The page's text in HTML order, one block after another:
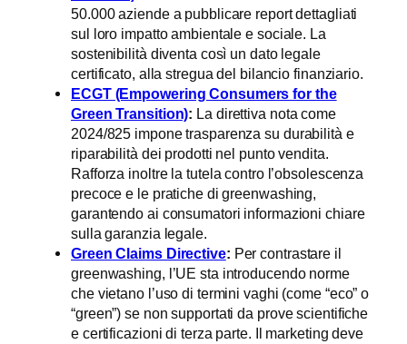
50.000 aziende a pubblicare report dettagliati
sul loro impatto ambientale e sociale. La
sostenibilità diventa così un dato legale
certificato, alla stregua del bilancio finanziario.
ECGT (Empowering Consumers for the
Green Transition): La direttiva nota come
2024/825 impone trasparenza su durabilità e
riparabilità dei prodotti nel punto vendita.
Rafforza inoltre la tutela contro l’obsolescenza
precoce e le pratiche di greenwashing,
garantendo ai consumatori informazioni chiare
sulla garanzia legale.
Green Claims Directive: Per contrastare il
greenwashing, l’UE sta introducendo norme
che vietano l’uso di termini vaghi (come “eco” o
“green”) se non supportati da prove scientifiche
e certificazioni di terza parte. Il marketing deve